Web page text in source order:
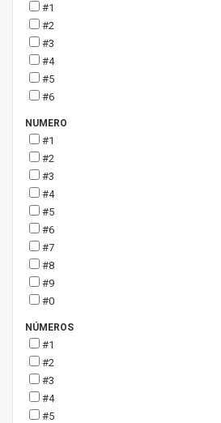
#1
#2
#3
#4
#5
#6
NUMERO
#1
#2
#3
#4
#5
#6
#7
#8
#9
#0
NÚMEROS
#1
#2
#3
#4
#5